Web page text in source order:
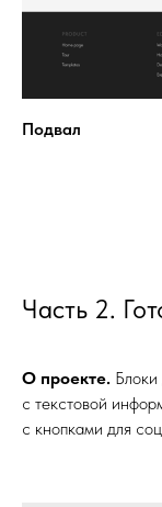
Подвал
Часть 2.
О проекте.
с текстовой
с кнопками для